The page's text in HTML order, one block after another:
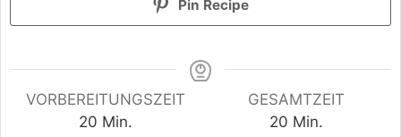
Pin Recipe
VORBEREITUNGSZEIT
20Minuten
Min.
GESAMTZEIT
20Minuten
Min.